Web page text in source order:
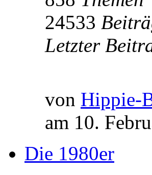
24533
Letzter
von Hippie-
am 10.
Die 1980er